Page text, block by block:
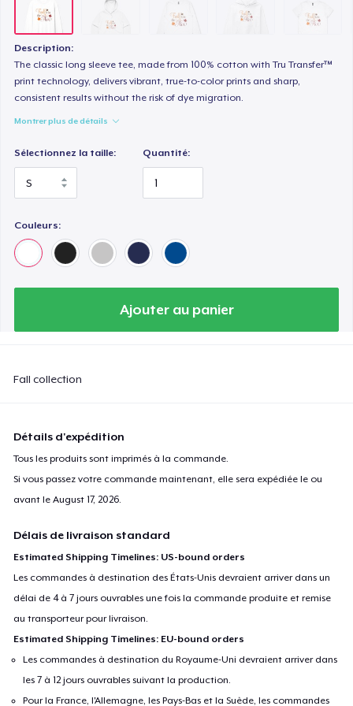
Description:
The classic long sleeve tee, made from 100% cotton with Tru Transfer™
print technology, delivers vibrant, true-to-color prints and sharp,
consistent results without the risk of dye migration.
Montrer plus de détails
Sélectionnez la taille: Quantité:
Couleurs:
Ajouter au panier
Fall collection
Détails d'expédition
Tous les produits sont imprimés à la commande.
Si vous passez votre commande maintenant, elle sera expédiée le ou
avant leAugust 17, 2026.
Délais de livraison standard
Estimated Shipping Timelines: US-bound orders
Les commandes à destination des États-Unis devraient arriver dans un
délai de 4 à 7 jours ouvrables une fois la commande produite et remise
au transporteur pour livraison.
Estimated Shipping Timelines: EU-bound orders
Les commandes à destination du Royaume-Uni devraient arriver dans
les 7 à 12 jours ouvrables suivant la production.
Pour la France, l'Allemagne, les Pays-Bas et la Suède, les commandes
Tru transfer Printed Premium Tee
29,99 $US
Essential Tee
33,99 $US
Classic Long Sleeve Tee
24,99 $US